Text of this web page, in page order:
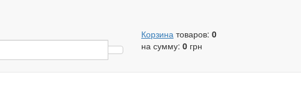
Корзина товаров: 0
на сумму: 0 грн